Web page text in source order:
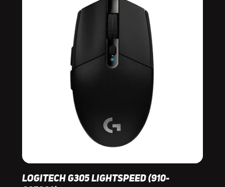
Logitech G305 Lightspeed (910-